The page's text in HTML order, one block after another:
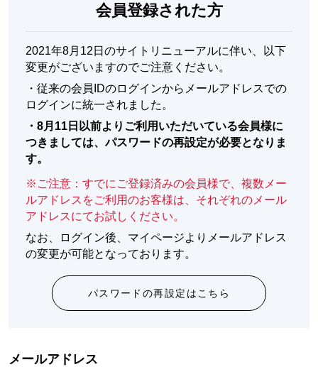
会員登録された方
2021年8月12日のサイトリニューアルに伴い、以下
変更がございますのでご注意ください。
・ 従来の会員IDのログインからメールアドレスでの
ログインに統一されました。
・ 8月11日以前よりご利用いただいている会員様に
つきましては、パスワードの再設定が必要となりま
す。
※ご注意：すでにご登録済みの会員様で、複数メー
ルアドレスをご利用のお客様は、それぞれのメール
アドレスにてお試しください。
なお、ログイン後、マイページよりメールアドレス
の変更が可能となっております。
パスワードの再設定はこちら
メールアドレス